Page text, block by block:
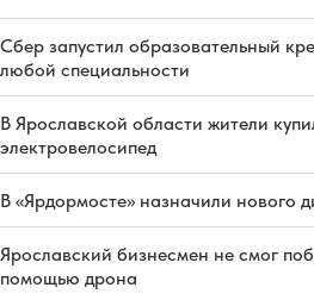
Сбер запустил образовательный
любой специальности
В Ярославской области жители
электровелосипед
В «Ярдормосте» назначили нового
Ярославский бизнесмен не смог
помощью дрона